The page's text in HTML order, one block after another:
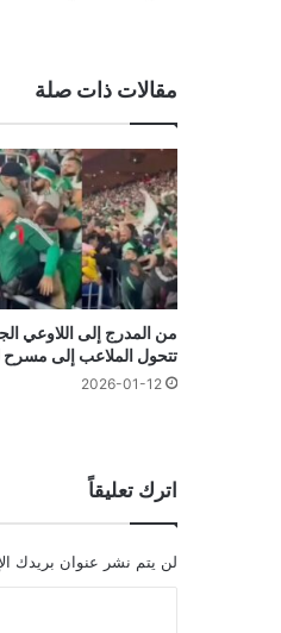
مقالات ذات صلة
من المدرج إلى اللاوعي
تتحول الملاعب إلى مسرح
2026-01-12
اترك تعليقاً
لن يتم نشر عنوان بريدك